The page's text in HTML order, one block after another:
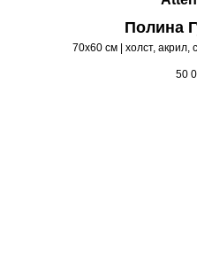
Полина
70х60 см | холст,
50